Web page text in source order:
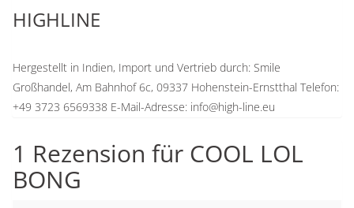
HIGHLINE
Hergestellt in Indien, Import und Vertrieb durch: Smile
Großhandel, Am Bahnhof 6c, 09337 Hohenstein-Ernstthal Telefon:
+49 3723 6569338 E-Mail-Adresse: info@high-line.eu
1 Rezension für COOL LOL
BONG